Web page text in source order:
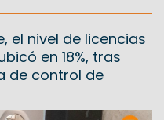
el nivel de licencias
en 18%, tras
de control de